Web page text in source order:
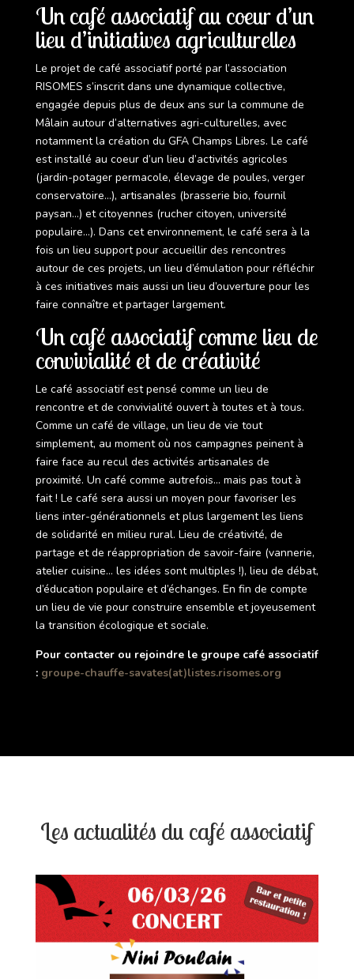
Un café associatif au coeur d’un
lieu d’initiatives agriculturelles
Le projet de café associatif porté par l’association
RISOMES s’inscrit dans une dynamique collective,
engagée depuis plus de deux ans sur la commune de
Mâlain autour d’alternatives agri-culturelles, avec
notamment la création du GFA Champs Libres. Le café
est installé au coeur d’un lieu d’activités agricoles
(jardin-potager permacole, élevage de poules, verger
conservatoire…), artisanales (brasserie bio, fournil
paysan…) et citoyennes (rucher citoyen, université
populaire…). Dans cet environnement, le café sera à la
fois un lieu support pour accueillir des rencontres
autour de ces projets, un lieu d’émulation pour réfléchir
à ces initiatives mais aussi un lieu d’ouverture pour les
faire connaître et partager largement.
Un café associatif comme lieu de
convivialité et de créativité
Le café associatif est pensé comme un lieu de
rencontre et de convivialité ouvert à toutes et à tous.
Comme un café de village, un lieu de vie tout
simplement, au moment où nos campagnes peinent à
faire face au recul des activités artisanales de
proximité. Un café comme autrefois… mais pas tout à
fait ! Le café sera aussi un moyen pour favoriser les
liens inter-générationnels et plus largement les liens
de solidarité en milieu rural. Lieu de créativité, de
partage et de réappropriation de savoir-faire (vannerie,
atelier cuisine… les idées sont multiples !), lieu de débat,
d’éducation populaire et d’échanges. En fin de compte
un lieu de vie pour construire ensemble et joyeusement
la transition écologique et sociale.
Pour contacter ou rejoindre le groupe café associatif
: groupe-chauffe-savates(at)listes.risomes.org
Les actualités du café associatif